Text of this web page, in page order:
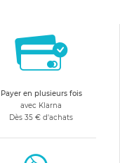
Payer en plusieurs fois
avec Klarna
Dès 35 € d'achats